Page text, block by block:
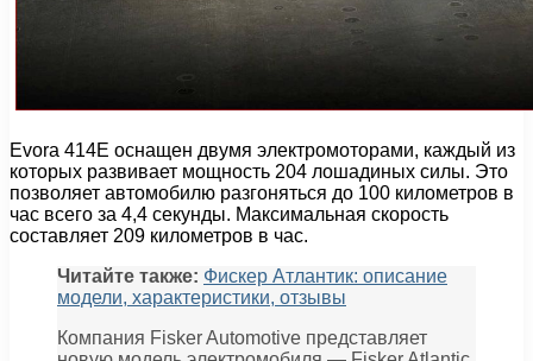
Evora 414E оснащен двумя электромоторами, каждый из
которых развивает мощность 204 лошадиных силы. Это
позволяет автомобилю разгоняться до 100 километров в
час всего за 4,4 секунды. Максимальная скорость
составляет 209 километров в час.
Читайте также: Фискер Атлантик: описание
модели, характеристики, отзывы
Компания Fisker Automotive представляет